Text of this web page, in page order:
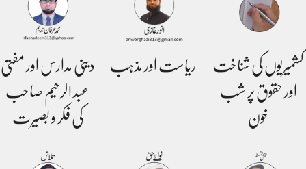
کشمیریوں کی شناخت
اور حقوق پر شب
خون
ریاست اور مذہب
دینی مدارس اور مفتی
عبد الرحیم صاحب
کی فکر و بصیرت